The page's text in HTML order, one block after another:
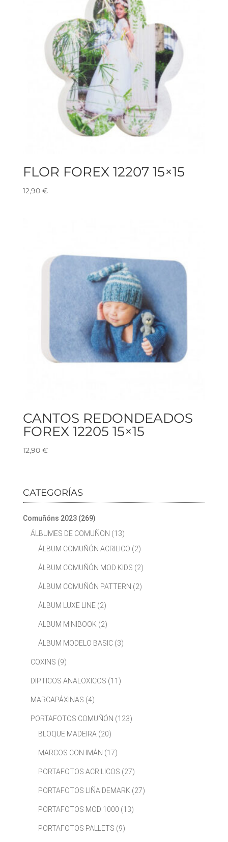
FLOR FOREX 12207 15×15
12,90 €
CANTOS REDONDEADOS
FOREX 12205 15×15
12,90 €
CATEGORÍAS
Comuñóns 2023 (269)
ÁLBUMES DE COMUÑON (13)
ÁLBUM COMUÑÓN ACRILICO (2)
ÁLBUM COMUÑÓN MOD KIDS (2)
ÁLBUM COMUÑÓN PATTERN (2)
ÁLBUM LUXE LINE (2)
ALBUM MINIBOOK (2)
ÁLBUM MODELO BASIC (3)
COXINS (9)
DIPTICOS ANALOXICOS (11)
MARCAPÁXINAS (4)
PORTAFOTOS COMUÑÓN (123)
BLOQUE MADEIRA (20)
MARCOS CON IMÁN (17)
PORTAFOTOS ACRILICOS (27)
PORTAFOTOS LIÑA DEMARK (27)
PORTAFOTOS MOD 1000 (13)
PORTAFOTOS PALLETS (9)